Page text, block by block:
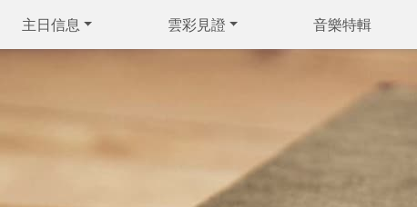
主日信息 雲彩見證 音樂特輯